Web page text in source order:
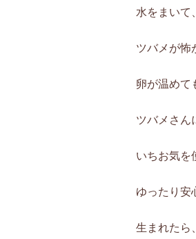
水をまいて
ツバメが怖
卵が温めて
ツバメさん
いちお気を
ゆったり安
生まれたら